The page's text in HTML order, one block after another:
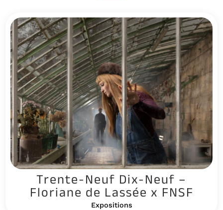
Trente-Neuf Dix-Neuf –
Floriane de Lassée x FNSF
Expositions